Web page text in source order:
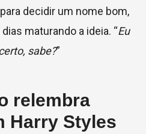
decidir um nome bom,
maturando a ideia. “Eu
sabe?”
relembra
Harry Styles